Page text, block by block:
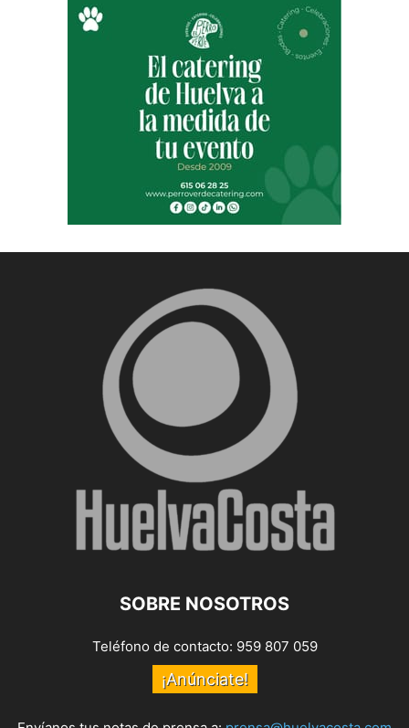
SOBRE NOSOTROS
Teléfono de contacto: 959 807 059
¡Anúnciate!